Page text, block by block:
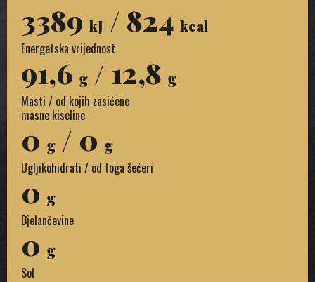
3389 kJ / 824 kcal
Energetska vrijednost
91,6 g / 12,8 g
Masti / od kojih zasićene
masne kiseline
0 g / 0 g
Ugljikohidrati / od toga šećeri
0 g
Bjelančevine
0 g
Sol